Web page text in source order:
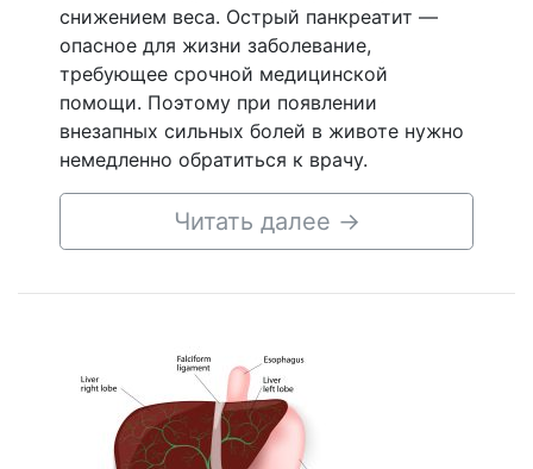
снижением веса. Острый панкреатит —
опасное для жизни заболевание,
требующее срочной медицинской
помощи. Поэтому при появлении
внезапных сильных болей в животе нужно
немедленно обратиться к врачу.
Читать далее →